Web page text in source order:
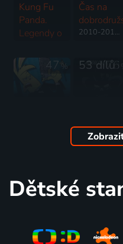
Kung Fu
Panda.
Legendy o
Čas na
2010-2018 | USA | Animovaný, Akční, Dobrodružný, Fantasy, Komedie, Rodinný, Science Fiction
47 76
53 dílů
Dětské